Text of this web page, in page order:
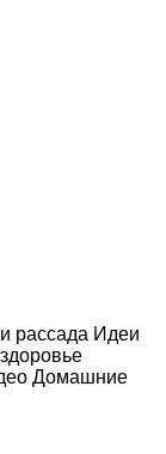
рассада Идеи
Домашние